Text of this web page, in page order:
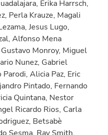
Erika Harrsch,
Perla Krauze, Magali
Jesus Lugo,
Alfonso Mena
Monroy, Miguel
Nunez, Gabriel
Alicia Paz, Eric
Pintado, Fernando
Quintana, Nestor
Ricardo Rios, Carla
Betsabè